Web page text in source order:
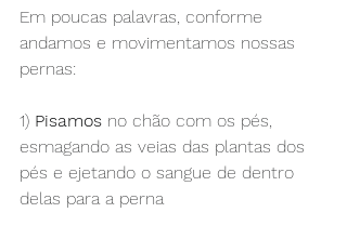
Em poucas palavras, conforme
andamos e movimentamos nossas
pernas:
1) Pisamos no chão com os pés,
esmagando as veias das plantas dos
pés e ejetando o sangue de dentro
delas para a perna